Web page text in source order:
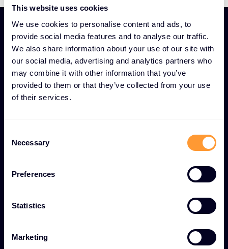
This website uses cookies
We use cookies to personalise content and ads, to
provide social media features and to analyse our traffic.
We also share information about your use of our site with
our social media, advertising and analytics partners who
may combine it with other information that you’ve
provided to them or that they’ve collected from your use
of their services.
Necessary
Preferences
Statistics
Marketing
EINZIGARTIGE MERKMALE VON BERATUNG UND
PROFESSIONELLEN DIENSTLEISTUNGEN
Umfassendes Partner
globalen Spitzen-Service
Weltweit zertifiziertes Fachwissen
Vertriebsspezialisten in über 100 Ländern.
End-to-End-
Lebenszyklusmanagement